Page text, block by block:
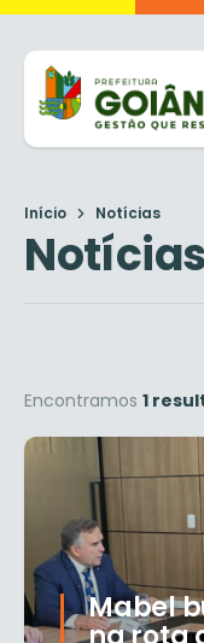
Início Notícias
Notícias
Encontramos 1
Mabel